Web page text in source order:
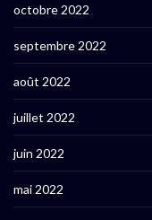
octobre 2022
septembre 2022
août 2022
juillet 2022
juin 2022
mai 2022